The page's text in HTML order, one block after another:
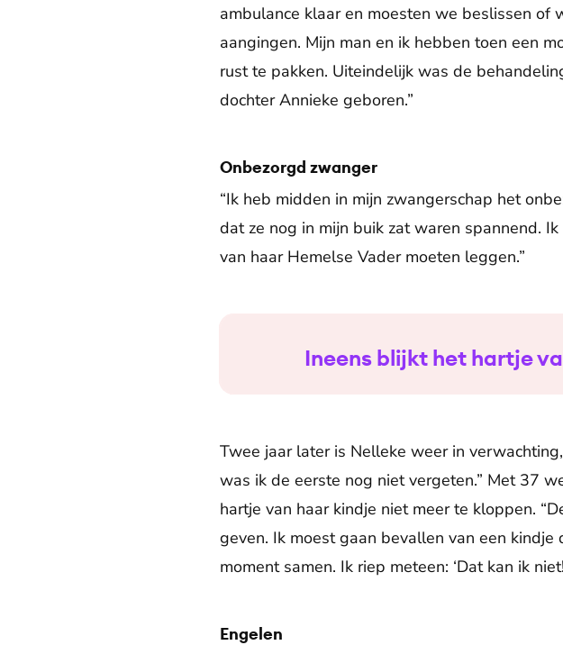
ambulance klaar en moesten we beslissen of
aangingen. Mijn man en ik hebben toen een
rust te pakken. Uiteindelijk was de
dochter Annieke geboren.”
Onbezorgd zwanger
“Ik heb midden in mijn zwangerschap het
dat ze nog in mijn buik zat waren spannend.
van haar Hemelse Vader moeten leggen.”
Ineens blijkt het hartje
Twee jaar later is Nelleke weer in
was ik de eerste nog niet vergeten.” Met 37
hartje van haar kindje niet meer te kloppen.
geven. Ik moest gaan bevallen van een kindje
moment samen. Ik riep meteen: ‘Dat kan ik
Engelen